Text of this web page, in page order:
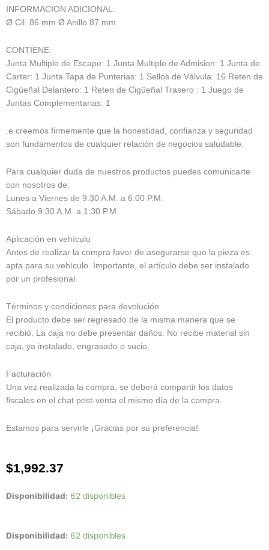
INFORMACION ADICIONAL:
Ø Cil. 86 mm Ø Anillo 87 mm
CONTIENE:
Junta Multiple de Escape: 1 Junta Multiple de Admision: 1 Junta de
Carter: 1 Junta Tapa de Punterias: 1 Sellos de Válvula: 16 Reten de
Cigüeñal Delantero: 1 Reten de Cigüeñal Trasero : 1 Juego de
Juntas Complementarias: 1
.e creemos firmemente que la honestidad, confianza y seguridad
son fundamentos de cualquier relación de negocios saludable.
Para cualquier duda de nuestros productos puedes comunicarte
con nosotros de:
Lunes a Viernes de 9:30 A.M. a 6:00 P.M.
Sábado 9:30 A.M. a 1:30 P.M.
Aplicación en vehículo
Antes de realizar la compra favor de asegurarse que la pieza es
apta para su vehículo. Importante, el artículo debe ser instalado
por un profesional.
Términos y condiciones para devolución
El producto debe ser regresado de la misma manera que se
recibió. La caja no debe presentar daños. No recibe material sin
caja, ya instalado, engrasado o sucio.
Facturación
Una vez realizada la compra, se deberá compartir los datos
fiscales en el chat post-venta el mismo día de la compra.
Estamos para servirle ¡Gracias por su preferencia!
$1,992.37
Disponibilidad: 62 disponibles
Disponibilidad: 62 disponibles
Juego